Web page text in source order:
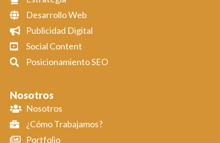
Desarrollo Web
Publicidad Digital
Social Content
Posicionamiento SEO
Nosotros
Nosotros
¿Cómo Trabajamos?
Portfolio